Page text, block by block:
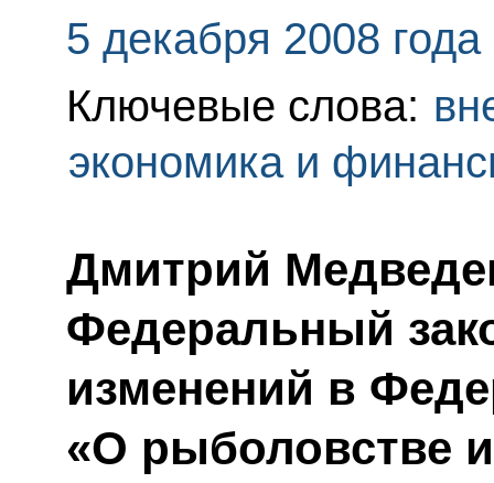
5 декабря 2008 года
Ключевые слова:
экономика и
Дмитрий
Федеральный
изменений в
«О рыболовстве